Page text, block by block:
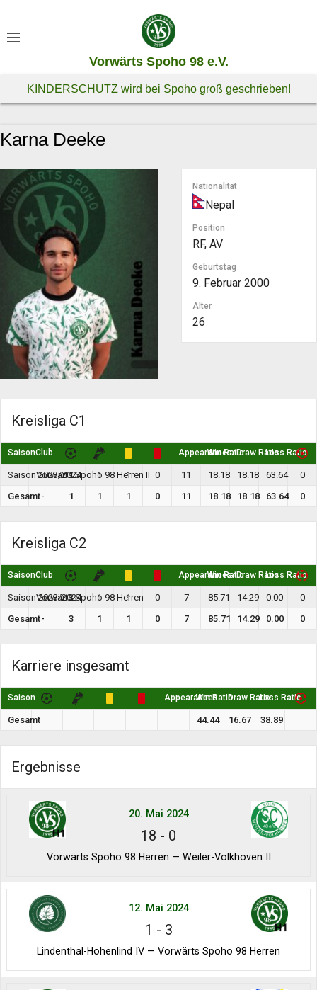
o
e
Vorwärts Spoho 98 e.V.
KINDERSCHUTZ wird bei Spoho groß geschrieben!
Karna Deeke
Nationalität
Nepal
Position
RF, AV
Geburtstag
9. Februar 2000
Alter
26
Kreisliga C1
SaisonClub Appearances
Win RatioDraw RatioLoss Ratio
Saison 2023/2024
Vorwärts Spoho 98 Herren II
1 1 1 0 11 18.18 18.18 63.64
0
Gesamt- 1 1 1 0 11 18.18 18.18 63.64 0
Kreisliga C2
SaisonClub Appearances
Win RatioDraw RatioLoss Ratio
Saison 2023/2024
Vorwärts Spoho 98 Herren
3 1 1 0 7 85.71 14.29 0.00
0
Gesamt- 3 1 1 0 7 85.71 14.29 0.00 0
Karriere insgesamt
Saison Appearances
Win RatioDraw RatioLoss Ratio
Gesamt 44.44 16.67 38.89
Ergebnisse
20. Mai 2024
18 - 0
Vorwärts Spoho 98 Herren — Weiler-Volkhoven II
12. Mai 2024
1 - 3
Lindenthal-Hohenlind IV — Vorwärts Spoho 98 Herren